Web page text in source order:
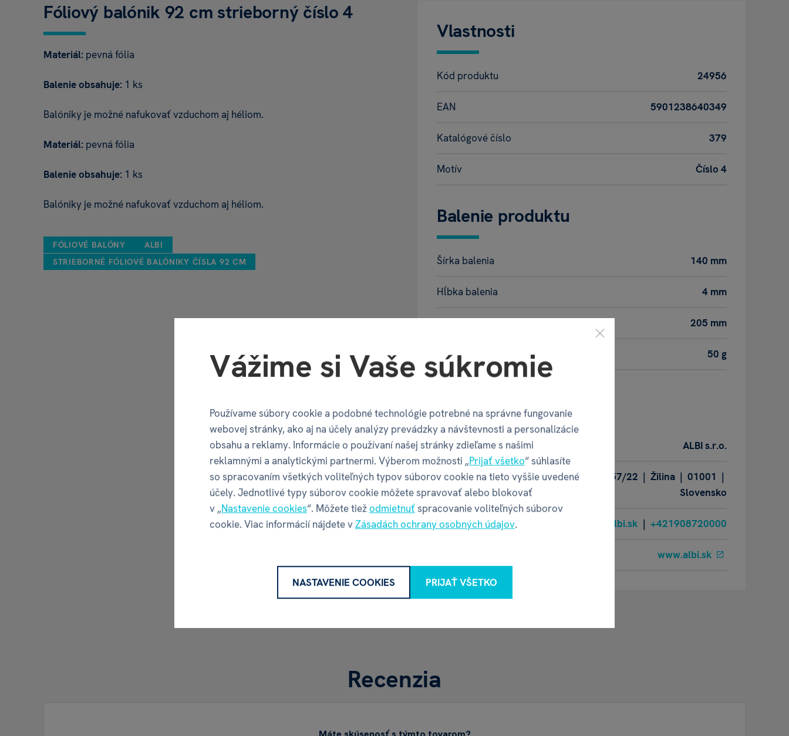
Fóliový balónik 92 cm strieborný číslo 4
Materiál: pevná fólia
Balenie obsahuje: 1 ks
Balóniky je možné nafukovať vzduchom aj héliom.
Materiál: pevná fólia
Balenie obsahuje: 1 ks
Balóniky je možné nafukovať vzduchom aj héliom.
FÓLIOVÉ BALÓNY
ALBI
STRIEBORNÉ FÓLIOVÉ BALÓNIKY ČÍSLA 92 CM
Vlastnosti
Kód produktu 24956
EAN 5901238640349
Katalógové číslo 379
Motív Číslo 4
Balenie produktu
Šírka balenia 140 mm
Hĺbka balenia 4 mm
205 mm
Váha balenia 50 g
Název ALBI s.r.o.
Adresa
Oravská ulica 8557/22 | Žilina | 01001 |
Slovensko
Kontakt albi@albi.sk | +421908720000
www.albi.sk
Recenzia
Vážime si Vaše súkromie
Používame súbory cookie a podobné technológie potrebné na správne fungovanie
webovej stránky, ako aj na účely analýzy prevádzky a návštevnosti a personalizácie
obsahu a reklamy. Informácie o používaní našej stránky zdieľame s našimi
reklamnými a analytickými partnermi. Výberom možnosti „Prijať všetko“ súhlasíte
so spracovaním všetkých voliteľných typov súborov cookie na tieto vyššie uvedené
účely. Jednotlivé typy súborov cookie môžete spravovať alebo blokovať
v „Nastavenie cookies“. Môžete tiežodmietnuťspracovanie voliteľných súborov
cookie. Viac informácií nájdete vZásadách ochrany osobných údajov.
NASTAVENIE COOKIES PRIJAŤ VŠETKO